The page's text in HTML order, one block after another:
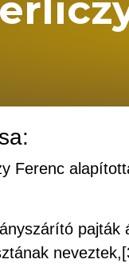
Ferenc